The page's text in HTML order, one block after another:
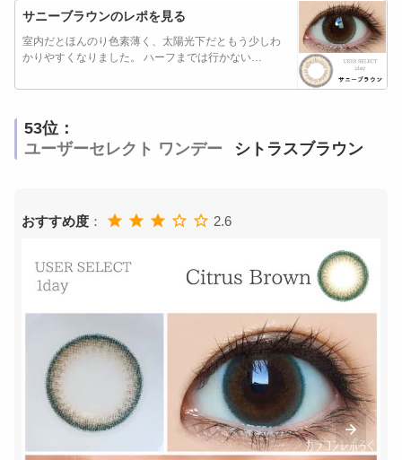
サニーブラウンのレポを見る
室内だとほんのり色素薄く、太陽光下だともう少しわ
かりやすくなりました。 ハーフまでは行かない…
53位：
ユーザーセレクト ワンデー
シトラスブラウン
おすすめ度 ： 2.6